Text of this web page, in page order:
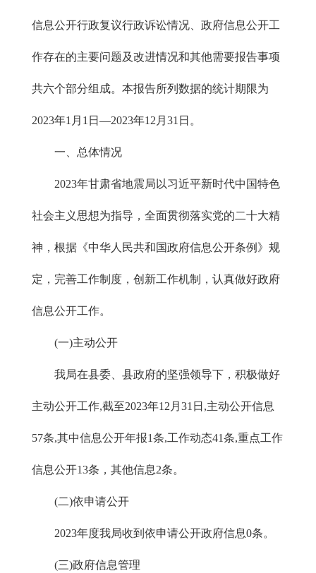
信息公开行政复议行政诉讼情况、政府信息公开工
作存在的主要问题及改进情况和其他需要报告事项
共六个部分组成。本报告所列数据的统计期限为
2023年1月1日—2023年12月31日。
一、总体情况
2023年甘肃省地震局以习近平新时代中国特色
社会主义思想为指导，全面贯彻落实党的二十大精
神，根据《中华人民共和国政府信息公开条例》规
定，完善工作制度，创新工作机制，认真做好政府
信息公开工作。
(一)主动公开
我局在县委、县政府的坚强领导下，积极做好
主动公开工作,截至2023年12月31日,主动公开信息
57条,其中信息公开年报1条,工作动态41条,重点工作
信息公开13条，其他信息2条。
(二)依申请公开
2023年度我局收到依申请公开政府信息0条。
(三)政府信息管理